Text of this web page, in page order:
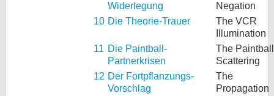
Widerlegung
Negation
10 Die Theorie-Trauer
The VCR
Illumination
11 Die Paintball-
Partnerkrisen
The Paintball
Scattering
12 Der Fortpflanzungs-
Vorschlag
The
Propagation